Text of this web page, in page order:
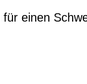
einen